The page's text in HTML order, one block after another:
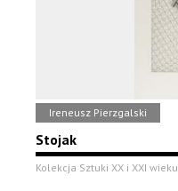
Ireneusz Pierzgalski
Stojak
Kolekcja Sztuki XX i XXI wieku